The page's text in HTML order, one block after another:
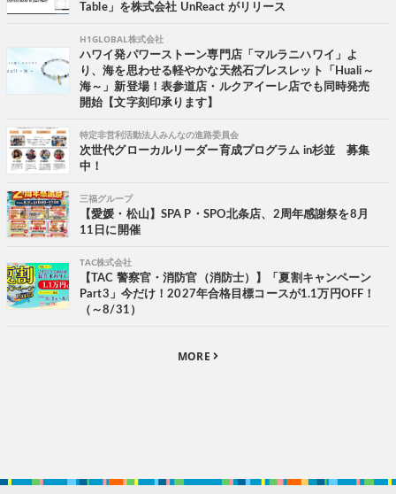
Table」を株式会社 UnReact がリリース
H1GLOBAL株式会社
ハワイ発パワーストーン専門店「マルラニハワイ」よ
り、海を思わせる軽やかな天然石ブレスレット「Huali～
海～」新登場！表参道店・ルクアイーレ店でも同時発売
開始【文字刻印承ります】
特定非営利活動法人みんなの進路委員会
次世代グローカルリーダー育成プログラム in杉並 募集
中！
三福グループ
【愛媛・松山】SPA P・SPO北条店、2周年感謝祭を8月
11日に開催
TAC株式会社
【TAC 警察官・消防官（消防士）】「夏割キャンペーン
Part3」今だけ！2027年合格目標コースが1.1万円OFF！
（～8/31）
MORE